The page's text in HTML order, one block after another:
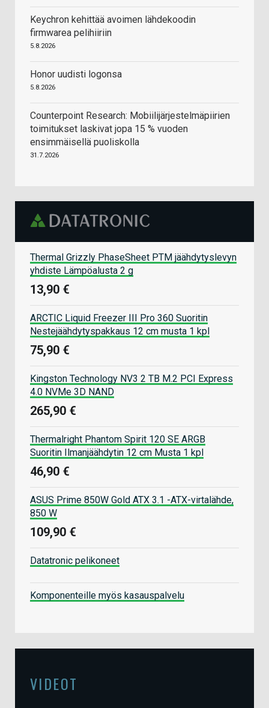
Keychron kehittää avoimen lähdekoodin
firmwarea pelihiiriin
5.8.2026
Honor uudisti logonsa
5.8.2026
Counterpoint Research: Mobiilijärjestelmäpiirien
toimitukset laskivat jopa 15 % vuoden
ensimmäisellä puoliskolla
31.7.2026
Thermal Grizzly PhaseSheet PTM jäähdytyslevyn
yhdiste Lämpöalusta 2 g
13,90 €
ARCTIC Liquid Freezer III Pro 360 Suoritin
Nestejäähdytyspakkaus 12 cm musta 1 kpl
75,90 €
Kingston Technology NV3 2 TB M.2 PCI Express
4.0 NVMe 3D NAND
265,90 €
Thermalright Phantom Spirit 120 SE ARGB
Suoritin Ilmanjäähdytin 12 cm Musta 1 kpl
46,90 €
ASUS Prime 850W Gold ATX 3.1 -ATX-virtalähde,
850 W
109,90 €
Datatronic pelikoneet
Komponenteille myös kasauspalvelu
VIDEOT